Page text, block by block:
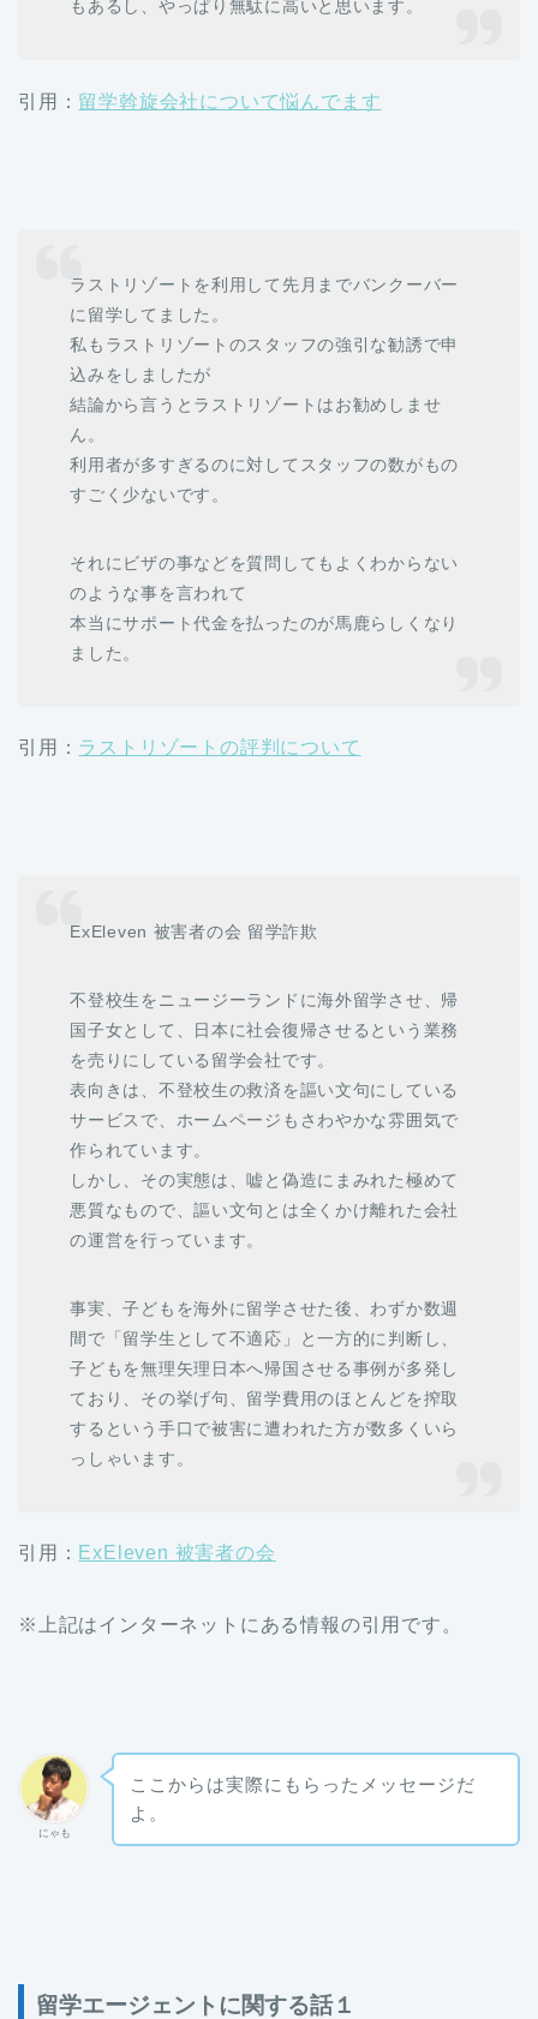
もあるし、やっぱり無駄に高いと思います。
引用： 留学斡旋会社について悩んでます
ラストリゾートを利用して先月までバンクーバー
に留学してました。
私もラストリゾートのスタッフの強引な勧誘で申
込みをしましたが
結論から言うとラストリゾートはお勧めしませ
ん。
利用者が多すぎるのに対してスタッフの数がもの
すごく少ないです。
それにビザの事などを質問してもよくわからない
のような事を言われて
本当にサポート代金を払ったのが馬鹿らしくなり
ました。
引用： ラストリゾートの評判について
ExEleven 被害者の会 留学詐欺
不登校生をニュージーランドに海外留学させ、帰
国子女として、日本に社会復帰させるという業務
を売りにしている留学会社です。
表向きは、不登校生の救済を謳い文句にしている
サービスで、ホームページもさわやかな雰囲気で
作られています。
しかし、その実態は、嘘と偽造にまみれた極めて
悪質なもので、謳い文句とは全くかけ離れた会社
の運営を行っています。
事実、子どもを海外に留学させた後、わずか数週
間で「留学生として不適応」と一方的に判断し、
子どもを無理矢理日本へ帰国させる事例が多発し
ており、その挙げ句、留学費用のほとんどを搾取
するという手口で被害に遭われた方が数多くいら
っしゃいます。
引用： ExEleven 被害者の会
※上記はインターネットにある情報の引用です。
にゃも
ここからは実際にもらったメッセージだ
よ。
留学エージェントに関する話１